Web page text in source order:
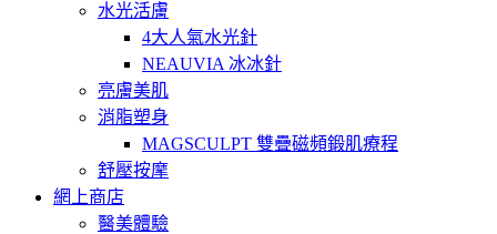
水光活膚
4大人氣水光針
NEAUVIA 冰冰針
亮膚美肌
消脂塑身
MAGSCULPT 雙疊磁頻鍛肌療程
舒壓按摩
網上商店
醫美體驗